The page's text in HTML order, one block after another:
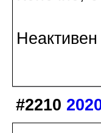
Неактивен
#2210